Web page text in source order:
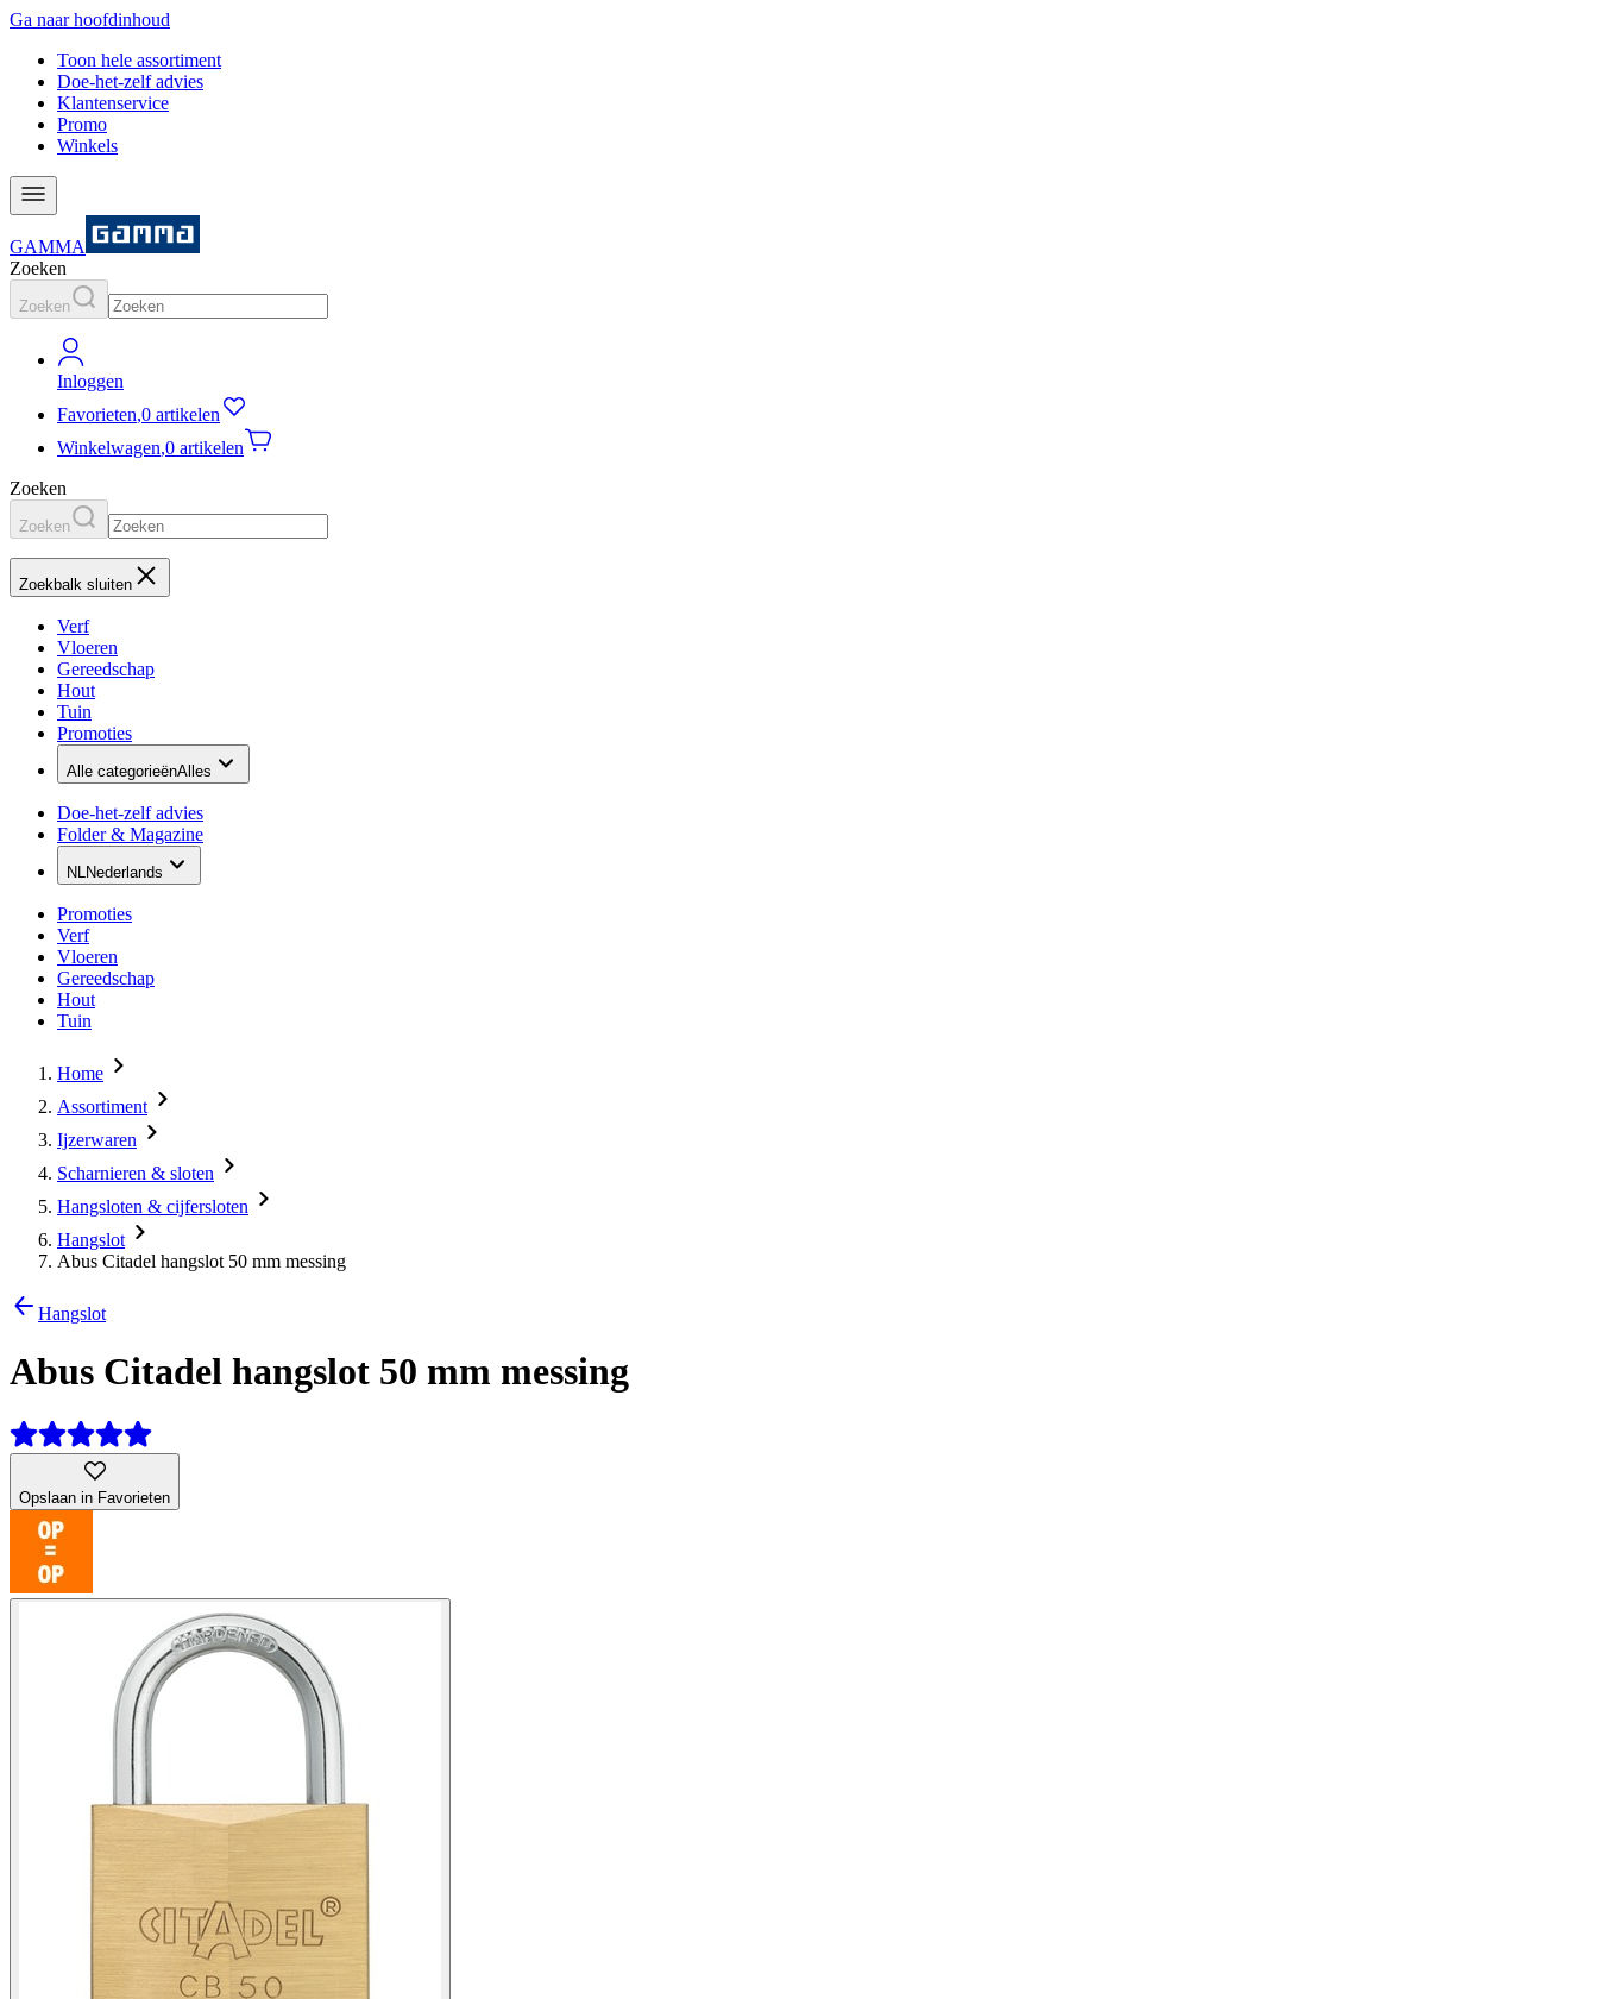
Ga naar hoofdinhoud
Toon hele assortiment
Doe-het-zelf advies
Klantenservice
Promo
Winkels
GAMMA
Zoeken
Zoeken
Inloggen
Favorieten,0 artikelen
Winkelwagen,0 artikelen
Zoeken
Zoeken
Zoekbalk sluiten
Verf
Vloeren
Gereedschap
Hout
Tuin
Promoties
Alle categorieënAlles
Doe-het-zelf advies
Folder & Magazine
NLNederlands
Promoties
Verf
Vloeren
Gereedschap
Hout
Tuin
Home
Assortiment
Ijzerwaren
Scharnieren & sloten
Hangsloten & cijfersloten
Hangslot
Abus Citadel hangslot 50 mm messing
Hangslot
Abus Citadel hangslot 50 mm messing
Opslaan in Favorieten